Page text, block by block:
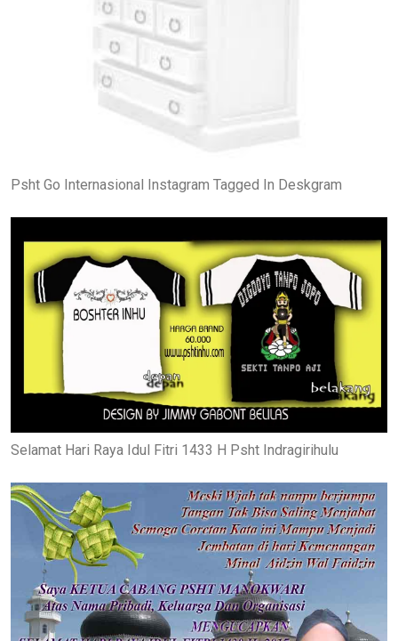
Psht Go Internasional Instagram Tagged In Deskgram
Selamat Hari Raya Idul Fitri 1433 H Psht Indragirihulu